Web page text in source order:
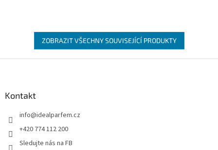
ZOBRAZIT VŠECHNY SOUVISEJÍCÍ PRODUKTY
Kontakt
info@idealparfem.cz
+420 774 112 200
Sledujte nás na FB